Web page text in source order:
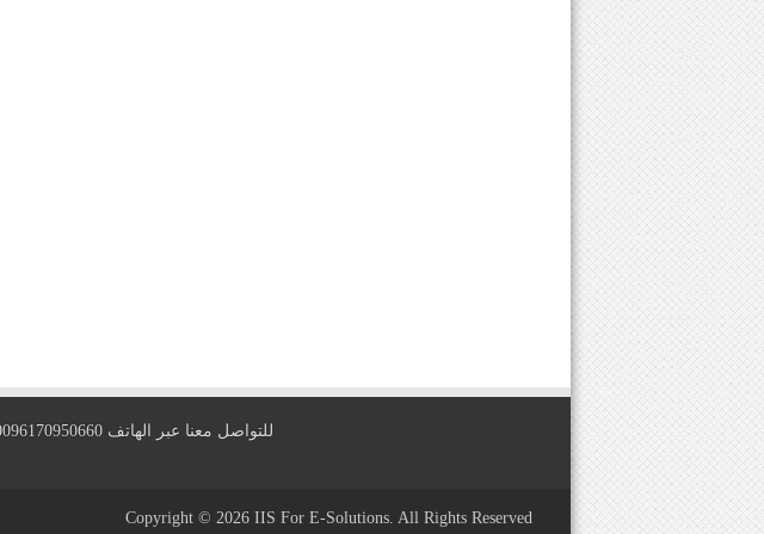
للتواصل معنا عبر الهاتف 0096170950660 او عبر البريد الالكتروني
Copyright © 2026 IIS For E-Solutions. All Rights Reserved